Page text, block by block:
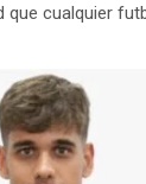
cualquier